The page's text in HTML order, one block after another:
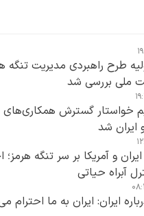
طرح راهبردی مدیریت تنگه
ملی بررسی شد
خواستار گسترش همکاری‌های
ایران شد
و آمریکا بر سر تنگه هرمز؛
آبراه حیاتی
ایران: ایران به ما احترام